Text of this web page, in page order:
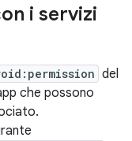
i servizi
del
che possono